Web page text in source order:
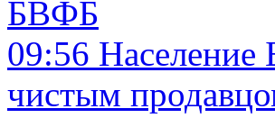
БВФБ
09:56 Население
чистым